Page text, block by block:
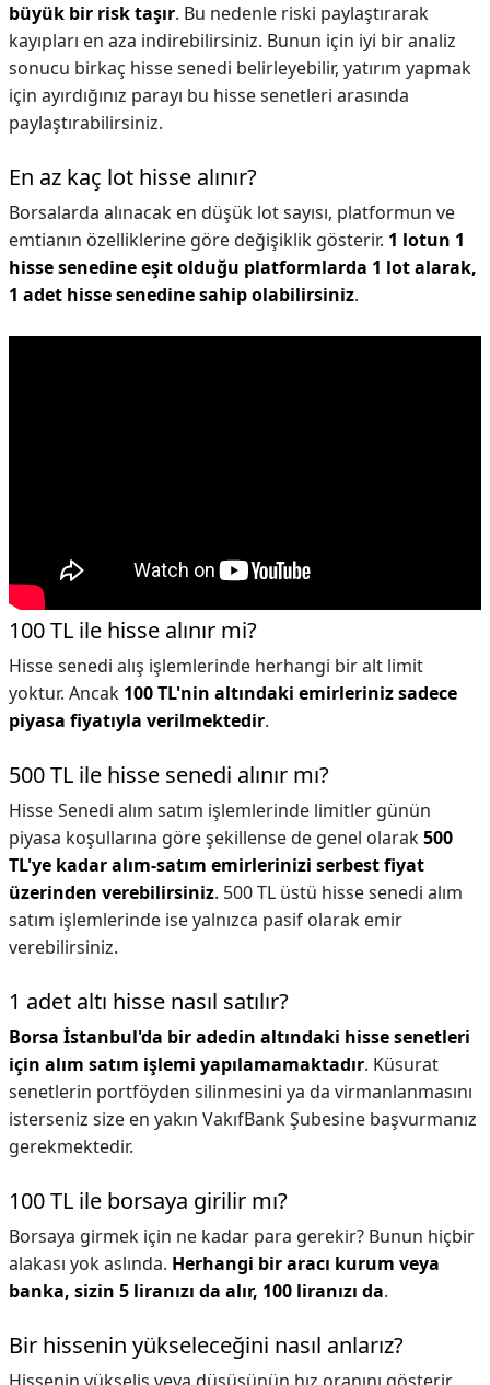
büyük bir risk taşır. Bu nedenle riski paylaştırarak
kayıpları en aza indirebilirsiniz. Bunun için iyi bir analiz
sonucu birkaç hisse senedi belirleyebilir, yatırım yapmak
için ayırdığınız parayı bu hisse senetleri arasında
paylaştırabilirsiniz.
En az kaç lot hisse alınır?
Borsalarda alınacak en düşük lot sayısı, platformun ve
emtianın özelliklerine göre değişiklik gösterir. 1 lotun 1
hisse senedine eşit olduğu platformlarda 1 lot alarak,
1 adet hisse senedine sahip olabilirsiniz.
100 TL ile hisse alınır mi?
Hisse senedi alış işlemlerinde herhangi bir alt limit
yoktur. Ancak 100 TL'nin altındaki emirleriniz sadece
piyasa fiyatıyla verilmektedir.
500 TL ile hisse senedi alınır mı?
Hisse Senedi alım satım işlemlerinde limitler günün
piyasa koşullarına göre şekillense de genel olarak500
TL'ye kadar alım-satım emirlerinizi serbest fiyat
üzerinden verebilirsiniz. 500 TL üstü hisse senedi alım
satım işlemlerinde ise yalnızca pasif olarak emir
verebilirsiniz.
1 adet altı hisse nasıl satılır?
Borsa İstanbul'da bir adedin altındaki hisse senetleri
için alım satım işlemi yapılamamaktadır. Küsurat
senetlerin portföyden silinmesini ya da virmanlanmasını
isterseniz size en yakın VakıfBank Şubesine başvurmanız
gerekmektedir.
100 TL ile borsaya girilir mı?
Borsaya girmek için ne kadar para gerekir? Bunun hiçbir
alakası yok aslında. Herhangi bir aracı kurum veya
banka, sizin 5 liranızı da alır, 100 liranızı da.
Bir hissenin yükseleceğini nasıl anlarız?